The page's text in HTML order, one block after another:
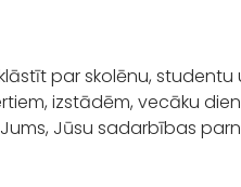
par skolēnu,
izstādēm, vecāku
Jūsu sadarbības